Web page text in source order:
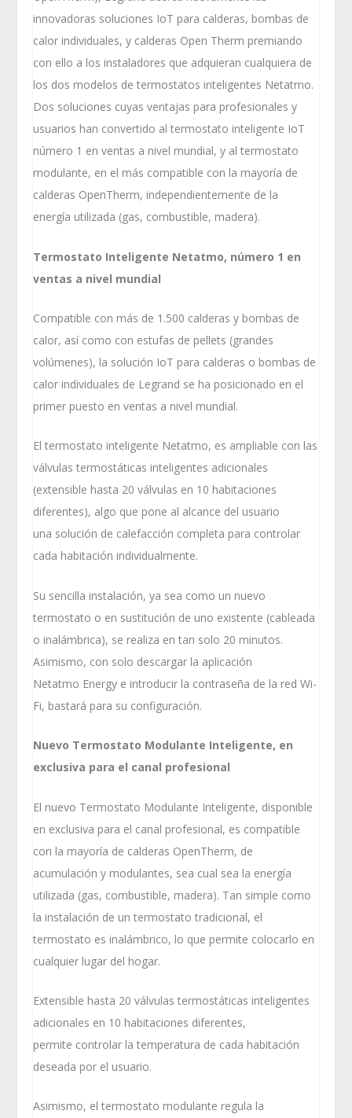
innovadoras soluciones IoT para calderas, bombas de
calor individuales, y calderas Open Therm premiando
con ello a los instaladores que adquieran cualquiera de
los dos modelos de termostatos inteligentes Netatmo.
Dos soluciones cuyas ventajas para profesionales y
usuarios han convertido al termostato inteligente IoT
número 1 en ventas a nivel mundial, y al termostato
modulante, en el más compatible con la mayoría de
calderas OpenTherm, independientemente de la
energía utilizada (gas, combustible, madera).
Termostato Inteligente Netatmo, número 1 en
ventas a nivel mundial
Compatible con más de 1.500 calderas y bombas de
calor, así como con estufas de pellets (grandes
volúmenes), la solución IoT para calderas o bombas de
calor individuales de Legrand se ha posicionado en el
primer puesto en ventas a nivel mundial.
El termostato inteligente Netatmo, es ampliable con las
válvulas termostáticas inteligentes adicionales
(extensible hasta 20 válvulas en 10 habitaciones
diferentes), algo que pone al alcance del usuario
una solución de calefacción completa para controlar
cada habitación individualmente.
Su sencilla instalación, ya sea como un nuevo
termostato o en sustitución de uno existente (cableada
o inalámbrica), se realiza en tan solo 20 minutos.
Asimismo, con solo descargar la aplicación
Netatmo Energy e introducir la contraseña de la red Wi-
Fi, bastará para su configuración.
Nuevo Termostato Modulante Inteligente, en
exclusiva para el canal profesional
El nuevo Termostato Modulante Inteligente, disponible
en exclusiva para el canal profesional, es compatible
con la mayoría de calderas OpenTherm, de
acumulación y modulantes, sea cual sea la energía
utilizada (gas, combustible, madera). Tan simple como
la instalación de un termostato tradicional, el
termostato es inalámbrico, lo que permite colocarlo en
cualquier lugar del hogar.
Extensible hasta 20 válvulas termostáticas inteligentes
adicionales en 10 habitaciones diferentes,
permite controlar la temperatura de cada habitación
deseada por el usuario.
Asimismo, el termostato modulante regula la